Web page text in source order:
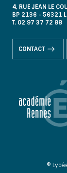
4, RUE JEAN LE
BP 2136 - 56321
T. 02 97 37 72 88
CONTACT
©